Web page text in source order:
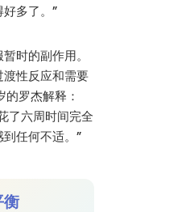
多了。”
时的副作用。
性反应和需要
罗杰解释：
了六周时间完全
任何不适。”
衡